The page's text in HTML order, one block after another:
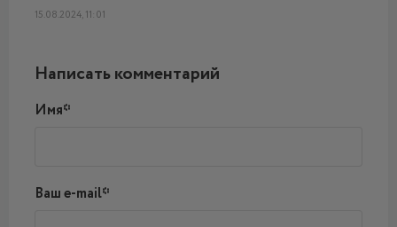
15.08.2024, 11:01
Написать комментарий
Имя*
Ваш e-mail*